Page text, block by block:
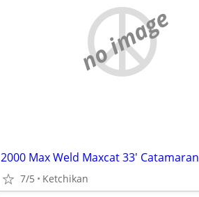
no image
2000 Max Weld Maxcat 33' Catamaran
7/5 Ketchikan